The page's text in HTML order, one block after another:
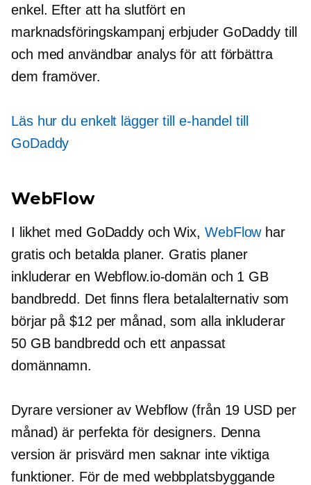
enkel. Efter att ha slutfört en
marknadsföringskampanj erbjuder GoDaddy till
och med användbar analys för att förbättra
dem framöver.
Läs hur du enkelt lägger till e-handel till
GoDaddy
WebFlow
I likhet med GoDaddy och Wix, WebFlowhar
gratis och betalda planer. Gratis planer
inkluderar en Webflow.io-domän och 1 GB
bandbredd. Det finns flera betalalternativ som
börjar på $12 per månad, som alla inkluderar
50 GB bandbredd och ett anpassat
domännamn.
Dyrare versioner av Webflow (från 19 USD per
månad) är perfekta för designers. Denna
version är prisvärd men saknar inte viktiga
funktioner. För de med webbplatsbyggande